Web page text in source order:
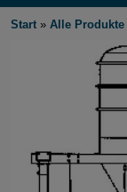
nach:
Start » Alle Produkte